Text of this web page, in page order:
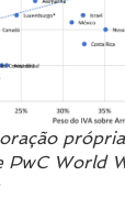
PwC World